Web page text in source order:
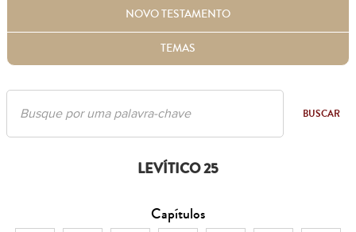
NOVO TESTAMENTO
TEMAS
BUSCAR
LEVÍTICO 25
Capítulos